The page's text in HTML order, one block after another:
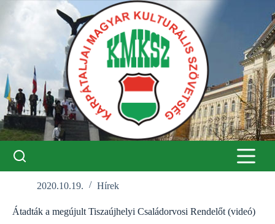
2020.10.19. Hírek
Átadták a megújult Tiszaújhelyi Családorvosi Rendelőt (videó)